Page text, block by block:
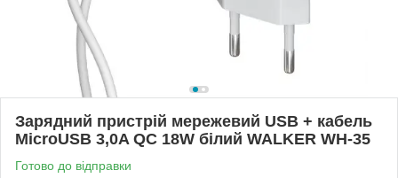
Зарядний пристрій мережевий USB + кабель
MicroUSB 3,0A QC 18W білий WALKER WH-35
Готово до відправки